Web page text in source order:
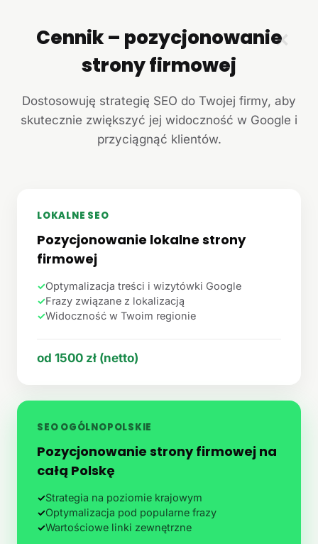
✕
Cennik – pozycjonowanie
strony firmowej
Dostosowuję strategię SEO do Twojej firmy, aby
skutecznie zwiększyć jej widoczność w Google i
przyciągnąć klientów.
LOKALNE SEO
Pozycjonowanie lokalne strony
firmowej
✓Optymalizacja treści i wizytówki Google
✓Frazy związane z lokalizacją
✓Widoczność w Twoim regionie
od 1500 zł (netto)
SEO OGÓLNOPOLSKIE
Pozycjonowanie strony firmowej na
całą Polskę
✓Strategia na poziomie krajowym
✓Optymalizacja pod popularne frazy
✓Wartościowe linki zewnętrzne